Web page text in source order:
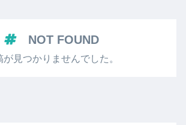
NOT FOUND
が見つかりませんでした。